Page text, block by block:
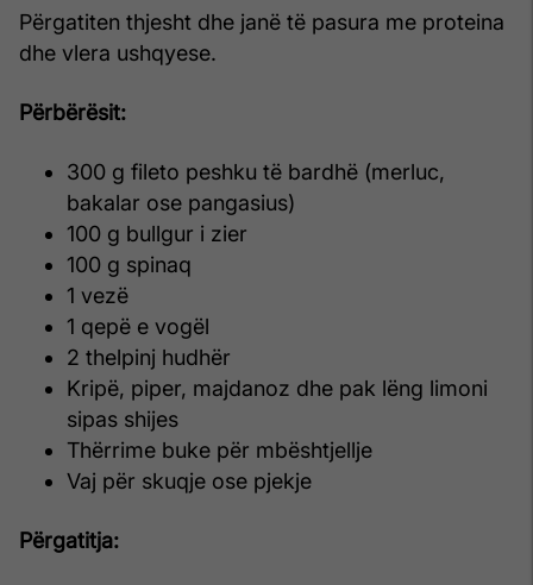
Përgatiten thjesht dhe janë të pasura me proteina
dhe vlera ushqyese.
Përbërësit:
300 g fileto peshku të bardhë (merluc,
bakalar ose pangasius)
100 g bullgur i zier
100 g spinaq
1 vezë
1 qepë e vogël
2 thelpinj hudhër
Kripë, piper, majdanoz dhe pak lëng limoni
sipas shijes
Thërrime buke për mbështjellje
Vaj për skuqje ose pjekje
Përgatitja: